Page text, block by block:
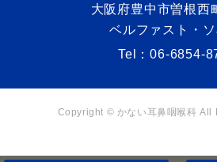
大阪府豊中市曽根西
ベルファスト・
Tel：06-6854-
Copyright © かない耳鼻咽喉科 All